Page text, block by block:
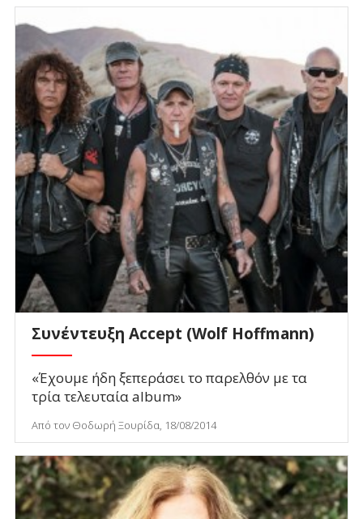
Συνέντευξη Accept (Wolf Hoffmann)
«Έχουμε ήδη ξεπεράσει το παρελθόν με τα
τρία τελευταία album»
Από τον Θοδωρή Ξουρίδα, 18/08/2014